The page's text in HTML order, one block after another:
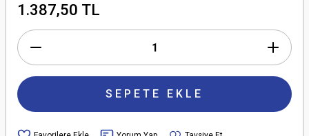
1.387,50 TL
SEPETE EKLE